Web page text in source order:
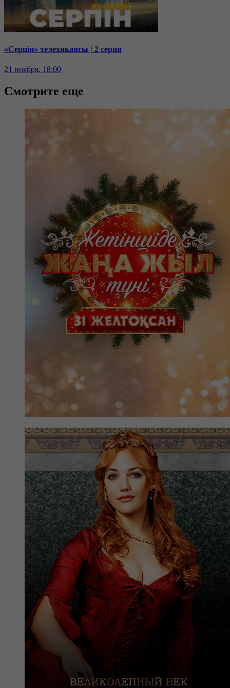
«Серпін» телехикаясы | 2 серия
21 ноября, 18:00
Смотрите еще